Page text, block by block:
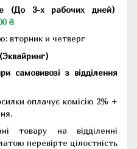
(До 3-х рабочих дней)
₴
вторник и четверг
самовивозі з відділення
оплачує комісію 2% +
товару на відділенні
перевірте цілостність